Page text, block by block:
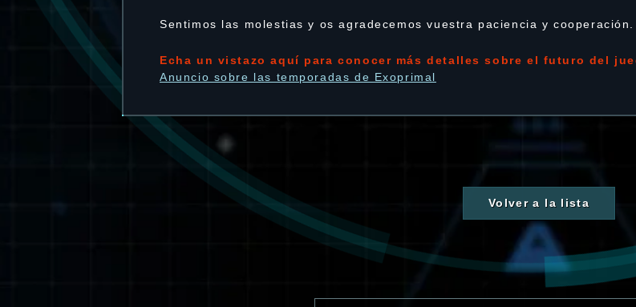
Sentimos las molestias y os agradecemos vuestra paciencia y cooperación.
Echa un vistazo aquí para conocer más detalles sobre el futuro del
Anuncio sobre las temporadas de Exoprimal
Volver a la lista